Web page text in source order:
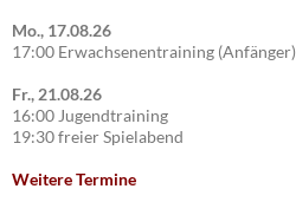
Mo., 17.08.26
17:00 Erwachsenentraining (Anfänger)
Fr., 21.08.26
16:00 Jugendtraining
19:30 freier Spielabend
Weitere Termine